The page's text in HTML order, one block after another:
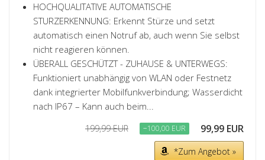
HOCHQUALITATIVE AUTOMATISCHE
STURZERKENNUNG: Erkennt Stürze und setzt
automatisch einen Notruf ab, auch wenn Sie selbst
nicht reagieren können.
ÜBERALL GESCHÜTZT - ZUHAUSE & UNTERWEGS:
Funktioniert unabhängig von WLAN oder Festnetz
dank integrierter Mobilfunkverbindung; Wasserdicht
nach IP67 – Kann auch beim...
199,99 EUR −100,00 EUR 99,99 EUR
*Zum Angebot »